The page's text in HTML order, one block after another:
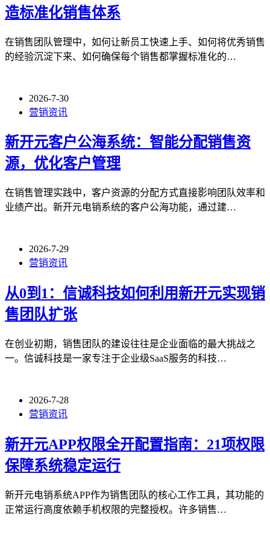
造标准化销售体系
在销售团队管理中，如何让新员工快速上手、如何将优秀销售
的经验沉淀下来、如何确保每个销售都掌握标准化的…
2026-7-30
营销资讯
新开元客户公海系统：智能分配销售资
源，优化客户管理
在销售管理实践中，客户资源的分配方式直接影响团队效率和
业绩产出。新开元电销系统的客户公海功能，通过建…
2026-7-29
营销资讯
从0到1：信诚科技如何利用新开元实现销
售团队扩张
在创业初期，销售团队的建设往往是企业面临的最大挑战之
一。信诚科技是一家专注于企业级SaaS服务的科技…
2026-7-28
营销资讯
新开元APP权限全开配置指南：21项权限
保障系统稳定运行
新开元电销系统APP作为销售团队的核心工作工具，其功能的
正常运行高度依赖手机权限的完整授权。许多销售…